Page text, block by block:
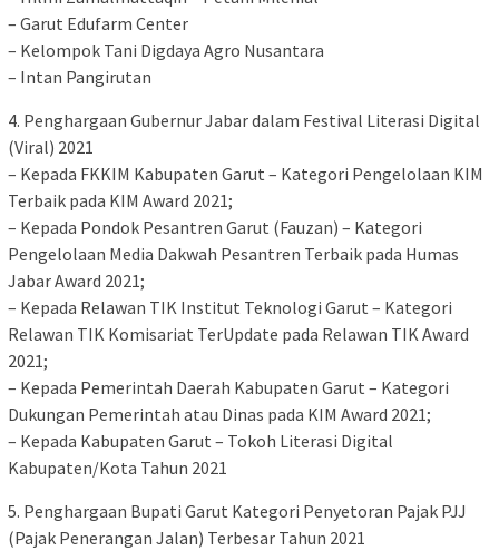
– Garut Edufarm Center
– Kelompok Tani Digdaya Agro Nusantara
– Intan Pangirutan
4. Penghargaan Gubernur Jabar dalam Festival Literasi Digital
(Viral) 2021
– Kepada FKKIM Kabupaten Garut – Kategori Pengelolaan KIM
Terbaik pada KIM Award 2021;
– Kepada Pondok Pesantren Garut (Fauzan) – Kategori
Pengelolaan Media Dakwah Pesantren Terbaik pada Humas
Jabar Award 2021;
– Kepada Relawan TIK Institut Teknologi Garut – Kategori
Relawan TIK Komisariat TerUpdate pada Relawan TIK Award
2021;
– Kepada Pemerintah Daerah Kabupaten Garut – Kategori
Dukungan Pemerintah atau Dinas pada KIM Award 2021;
– Kepada Kabupaten Garut – Tokoh Literasi Digital
Kabupaten/Kota Tahun 2021
5. Penghargaan Bupati Garut Kategori Penyetoran Pajak PJJ
(Pajak Penerangan Jalan) Terbesar Tahun 2021